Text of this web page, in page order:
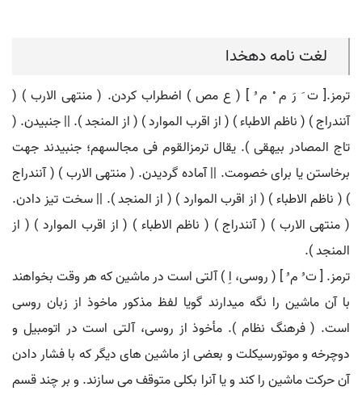
لغت نامه دهخدا
ترمز.[ ت َ رَ م ْ م ُ ] ( ع مص ) اضطراب کردن. ( منتهی الارب ) (
آنندراج ) ( ناظم الاطباء ) ( از اقرب الموارد ) ( از المنجد ). || جنبیدن. (
تاج المصادر بیهقی ). یقال ترمزالقوم فی مجالسهم؛ جنبیدند جهت
برخاستن یا برای خصومت. || آماده گردیدن. ( منتهی الارب ) ( آنندراج
) ( ناظم الاطباء ) ( از اقرب الموارد ) ( از المنجد ). || سخت تیز دادن.
( منتهی الارب ) ( آنندراج ) ( ناظم الاطباء ) ( از اقرب الموارد ) ( از
المنجد ).
ترمز. [ ت ُ م ُ ] ( روسی، اِ ) آلتی است در ماشین که هر وقت بخواهند
با آن ماشین را نگه میدارند گویا لفظ مذکور ماخوذ از زبان روسی
است. ( فرهنگ نظام ). مأخوذ از روسی، آلتی است در اتومبیل و
دوچرخه و موتورسیکلت و بعضی از ماشین های دیگر که با فشار دادن
آن حرکت ماشین را کند و یا آنرا بکلی متوقف می سازند. و بر چند قسم